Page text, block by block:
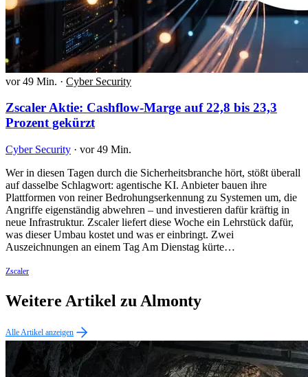
vor 49 Min. · Cyber Security
Zscaler Aktie: Cashflow-Marge auf 22,8 bis 23,3
Prozent gekürzt
Cyber Security · vor 49 Min.
Wer in diesen Tagen durch die Sicherheitsbranche hört, stößt überall
auf dasselbe Schlagwort: agentische KI. Anbieter bauen ihre
Plattformen von reiner Bedrohungserkennung zu Systemen um, die
Angriffe eigenständig abwehren – und investieren dafür kräftig in
neue Infrastruktur. Zscaler liefert diese Woche ein Lehrstück dafür,
was dieser Umbau kostet und was er einbringt. Zwei
Auszeichnungen an einem Tag Am Dienstag kürte…
Zscaler
Weitere Artikel zu Almonty
Alle Artikel anzeigen